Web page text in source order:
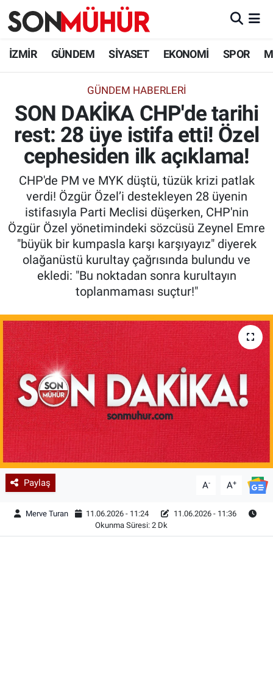
İZMİR GÜNDEM SİYASET EKONOMİ SPOR
GÜNDEM HABERLERI
SON DAKİKA CHP'de tarihi
rest: 28 üye istifa etti! Özel
cephesiden ilk açıklama!
CHP'de PM ve MYK düştü, tüzük krizi patlak
verdi! Özgür Özel’i destekleyen 28 üyenin
istifasıyla Parti Meclisi düşerken, CHP'nin
Özgür Özel yönetimindeki sözcüsü Zeynel Emre
"büyük bir kumpasla karşı karşıyayız" diyerek
olağanüstü kurultay çağrısında bulundu ve
ekledi: "Bu noktadan sonra kurultayın
toplanmaması suçtur!"
Paylaş A- A+
Merve Turan 11.06.2026 - 11:24
11.06.2026 - 11:36
Okunma Süresi: 2 Dk
İzmir Nöbetçi Eczaneler
İzmir Namaz Vakitleri
İzmir Trafik Yoğunluk Haritası
Süper Lig Puan Durumu ve Fikstür
Tüm Manşetler
Son Dakika Haberleri
Haber Arşivi